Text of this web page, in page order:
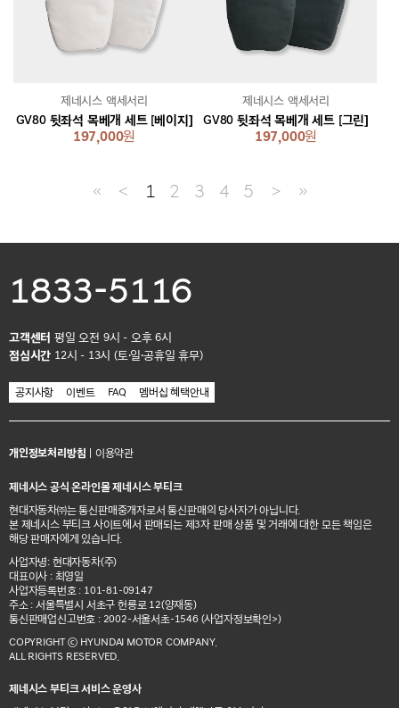
GV80 뒷좌석 목베개 세트 [베이지]
197,000원
제네시스 액세서리
GV80 뒷좌석 목베개 세트 [그린]
197,000원
제네시스 액세서리
≪ ＜ 1 2 3 4 5 ＞ ≫
1833-5116
고객센터 평일 오전 9시 - 오후 6시
점심시간 12시 - 13시 (토·일·공휴일 휴무)
공지사항 이벤트 FAQ 멤버십 혜택안내
개인정보처리방침 | 이용약관
제네시스 공식 온라인몰 제네시스 부티크
현대자동차㈜는 통신판매중개자로서 통신판매의 당사자가 아닙니다.
본 제네시스 부티크 사이트에서 판매되는 제3자 판매 상품 및 거래에 대한 모든 책임은
해당 판매자에게 있습니다.
사업자명: 현대자동차(주)
대표이사 : 최영일
사업자등록번호 : 101-81-09147
주소 : 서울특별시 서초구 헌릉로 12(양재동)
통신판매업신고번호 : 2002-서울서초-1546 (사업자정보확인>)
COPYRIGHT ⓒ HYUNDAI MOTOR COMPANY.
ALL RIGHTS RESERVED.
제네시스 부티크 서비스 운영사